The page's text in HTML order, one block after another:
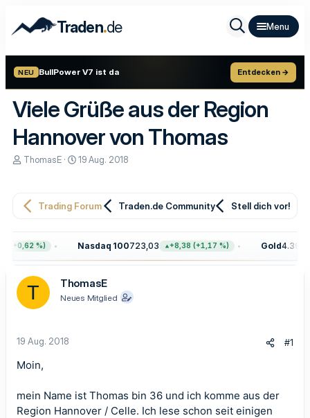
Traden.de
NEU BullPower V7 ist da Entdecken →
Viele Grüße aus der Region
Hannover von Thomas
E
e
r
ThomasE
E
e
a
m
19 Aug. 2018
Trading Forum Traden.de Community Stell dich vor!
(+0,62 %) Nasdaq 100723,03 +8,38 (+1,17 %) Gold
T ThomasE
Neues Mitglied
19 Aug. 2018 #1
Moin,
mein Name ist Thomas bin 36 und ich komme aus der
Region Hannover / Celle. Ich lese schon seit einigen